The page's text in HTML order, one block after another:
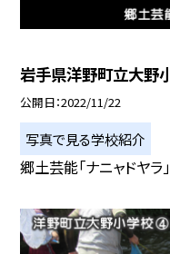
岩手県洋野町立大野
公開日 2022/11/22
写真で見る学校紹介
郷土芸能「ナニャドヤラ」